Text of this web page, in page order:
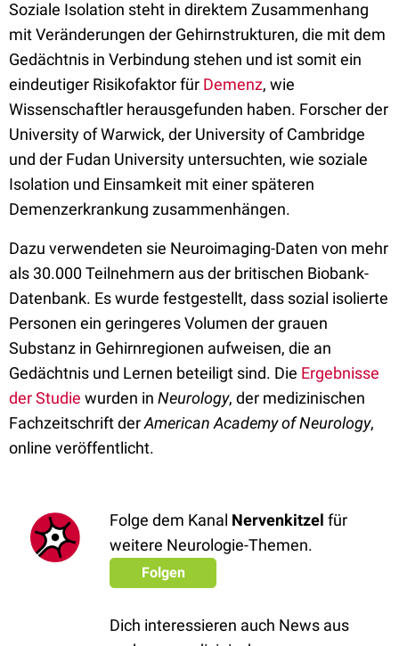
Soziale Isolation steht in direktem Zusammenhang
mit Veränderungen der Gehirnstrukturen, die mit dem
Gedächtnis in Verbindung stehen und ist somit ein
eindeutiger Risikofaktor für Demenz, wie
Wissenschaftler herausgefunden haben. Forscher der
University of Warwick, der University of Cambridge
und der Fudan University untersuchten, wie soziale
Isolation und Einsamkeit mit einer späteren
Demenzerkrankung zusammenhängen.
Dazu verwendeten sie Neuroimaging-Daten von mehr
als 30.000 Teilnehmern aus der britischen Biobank-
Datenbank. Es wurde festgestellt, dass sozial isolierte
Personen ein geringeres Volumen der grauen
Substanz in Gehirnregionen aufweisen, die an
Gedächtnis und Lernen beteiligt sind. Die Ergebnisse
der Studie wurden in Neurology, der medizinischen
Fachzeitschrift derAmerican Academy of Neurology,
online veröffentlicht.
Folge dem Kanal Nervenkitzel für
weitere Neurologie-Themen.
Folgen
Dich interessieren auch News aus